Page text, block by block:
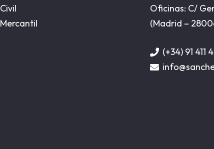
Civil
Mercantil
Oficinas: C/
(Madrid –
(+34) 91 411